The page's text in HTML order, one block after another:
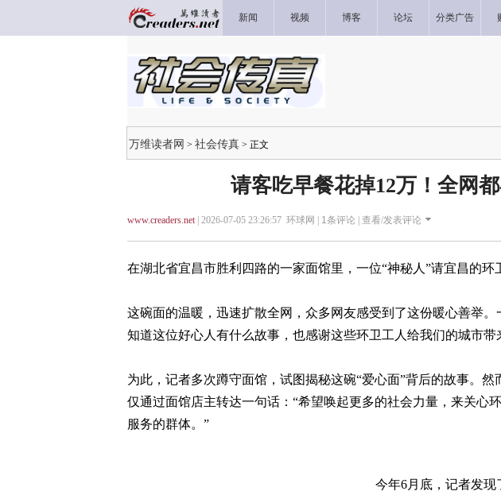
新闻 视频 博客 论坛 分类广告
万维读者网 > 社会传真 > 正文
请客吃早餐花掉12万！全网
www.creaders.net| 2026-07-05 23:26:57 环球网 | 1条评论 | 查看/发表评论
在湖北省宜昌市胜利四路的一家面馆里，一位“神秘人”请宜昌的环
这碗面的温暖，迅速扩散全网，众多网友感受到了这份暖心善举
知道这位好心人有什么故事，也感谢这些环卫工人给我们的城市带
为此，记者多次蹲守面馆，试图揭秘这碗“爱心面”背后的故事。然
仅通过面馆店主转达一句话：“希望唤起更多的社会力量，来关心
服务的群体。”
今年6月底，记者发